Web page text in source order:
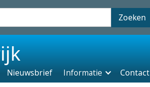
Nieuwsbrief Informatie Contact